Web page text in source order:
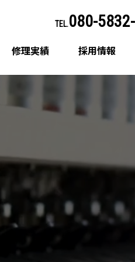
TEL.080-
修理実績 採用情報